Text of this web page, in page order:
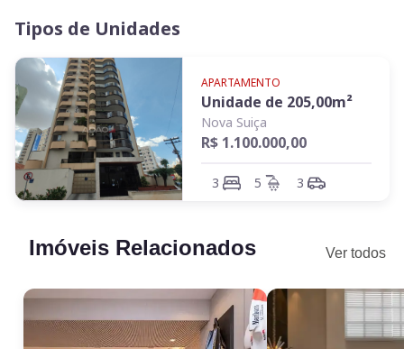
Tipos de Unidades
APARTAMENTO
Unidade de 205,00m²
Nova Suiça
R$ 1.100.000,00
3 5 3
Imóveis Relacionados Ver todos